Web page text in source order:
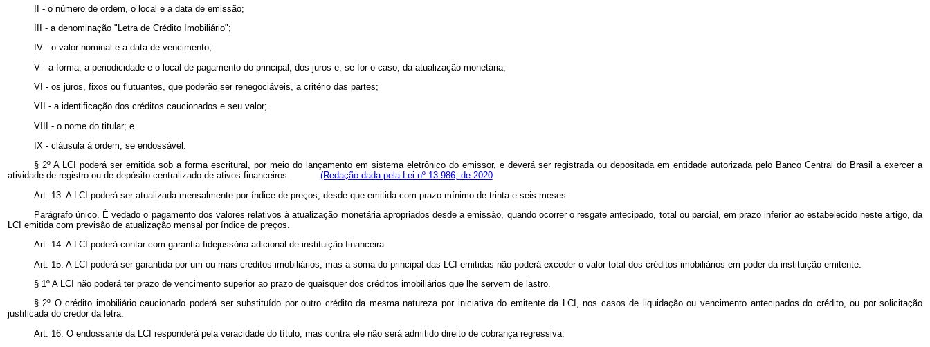
II - o número de ordem, o local e a data de emissão;
III - a denominação "Letra de Crédito Imobiliário";
IV - o valor nominal e a data de vencimento;
V - a forma, a periodicidade e o local de pagamento do principal, dos juros e, se for o caso, da atualização monetária;
VI - os juros, fixos ou flutuantes, que poderão ser renegociáveis, a critério das partes;
VII - a identificação dos créditos caucionados e seu valor;
VIII - o nome do titular; e
IX - cláusula à ordem, se endossável.
§ 2º A LCI poderá ser emitida sob a forma escritural, por meio do lançamento em sistema eletrônico do emissor, e deverá ser registrada ou depositada em entidade autorizada pelo Banco Central do Brasil a exercer a
atividade de registro ou de depósito centralizado de ativos financeiros.
(Redação dada pela Lei nº 13.986, de 2020
Art. 13. A LCI poderá ser atualizada mensalmente por índice de preços, desde que emitida com prazo mínimo de trinta e seis meses.
Parágrafo único. É vedado o pagamento dos valores relativos à atualização monetária apropriados desde a emissão, quando ocorrer o resgate antecipado, total ou parcial, em prazo inferior ao estabelecido neste artigo, da
LCI emitida com previsão de atualização mensal por índice de preços.
Art. 14. A LCI poderá contar com garantia fidejussória adicional de instituição financeira.
Art. 15. A LCI poderá ser garantida por um ou mais créditos imobiliários, mas a soma do principal das LCI emitidas não poderá exceder o valor total dos créditos imobiliários em poder da instituição emitente.
§ 1º A LCI não poderá ter prazo de vencimento superior ao prazo de quaisquer dos créditos imobiliários que lhe servem de lastro.
§ 2º O crédito imobiliário caucionado poderá ser substituído por outro crédito da mesma natureza por iniciativa do emitente da LCI, nos casos de liquidação ou vencimento antecipados do crédito, ou por solicitação
justificada do credor da letra.
Art. 16. O endossante da LCI responderá pela veracidade do título, mas contra ele não será admitido direito de cobrança regressiva.